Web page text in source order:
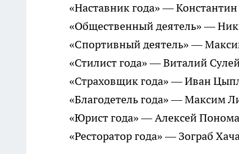
«Наставник года» —
«Общественный деятель» —
«Спортивный деятель» —
«Стилист года» — Виталий
«Страховщик года» — Иван
«Благодетель года» — Максим
«Юрист года» — Алексей
«Ресторатор года» — Зограб